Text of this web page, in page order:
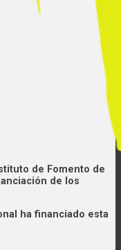
de Fomento de
de los
ha financiado esta